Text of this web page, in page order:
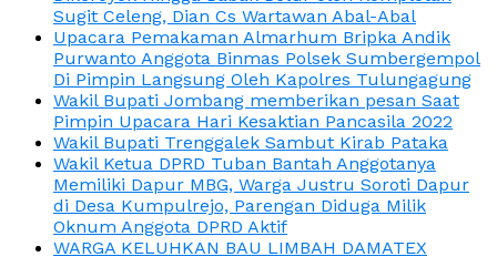
Sugit Celeng, Dian Cs Wartawan Abal-Abal
Upacara Pemakaman Almarhum Bripka Andik
Purwanto Anggota Binmas Polsek Sumbergempol
Di Pimpin Langsung Oleh Kapolres Tulungagung
Wakil Bupati Jombang memberikan pesan Saat
Pimpin Upacara Hari Kesaktian Pancasila 2022
Wakil Bupati Trenggalek Sambut Kirab Pataka
Wakil Ketua DPRD Tuban Bantah Anggotanya
Memiliki Dapur MBG, Warga Justru Soroti Dapur
di Desa Kumpulrejo, Parengan Diduga Milik
Oknum Anggota DPRD Aktif
WARGA KELUHKAN BAU LIMBAH DAMATEX